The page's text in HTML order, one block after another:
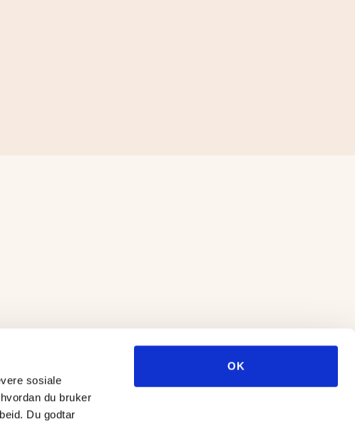
sosiale
du bruker
Du godtar
OK